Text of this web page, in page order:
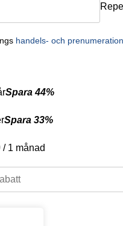
handels- och
Spara 44%
Spara 33%
/ 1 månad